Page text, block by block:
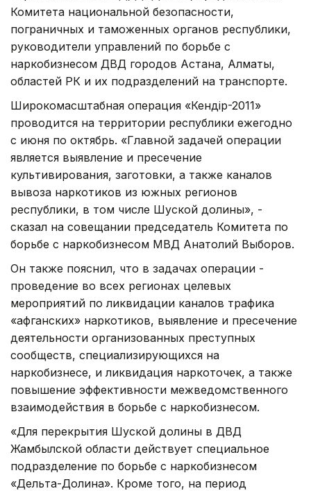
Комитета национальной безопасности,
пограничных и таможенных органов республики,
руководители управлений по борьбе с
наркобизнесом ДВД городов Астана, Алматы,
областей РК и их подразделений на транспорте.
Широкомасштабная операция «Кендір-2011»
проводится на территории республики ежегодно
с июня по октябрь. «Главной задачей операции
является выявление и пресечение
культивирования, заготовки, а также каналов
вывоза наркотиков из южных регионов
республики, в том числе Шуской долины», -
сказал на совещании председатель Комитета по
борьбе с наркобизнесом МВД Анатолий Выборов.
Он также пояснил, что в задачах операции -
проведение во всех регионах целевых
мероприятий по ликвидации каналов трафика
«афганских» наркотиков, выявление и пресечение
деятельности организованных преступных
сообществ, специализирующихся на
наркобизнесе, и ликвидация наркоточек, а также
повышение эффективности межведомственного
взаимодействия в борьбе с наркобизнесом.
«Для перекрытия Шуской долины в ДВД
Жамбылской области действует специальное
подразделение по борьбе с наркобизнесом
«Дельта-Долина». Кроме того, на период